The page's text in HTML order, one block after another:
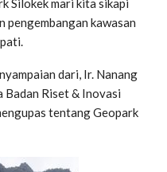
Silokek mari kita sikapi
pengembangan kawasan
dari, Ir. Nanang
Badan Riset & Inovasi
tentang Geopark